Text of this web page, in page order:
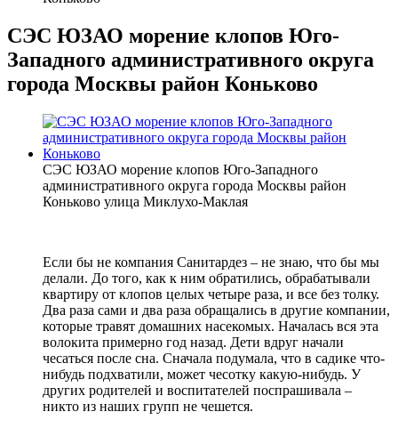
СЭС ЮЗАО морение клопов Юго-
Западного административного округа
города Москвы район Коньково
СЭС ЮЗАО морение клопов Юго-Западного
административного округа города Москвы район
Коньково улица Миклухо-Маклая
Если бы не компания Санитардез – не знаю, что бы мы
делали. До того, как к ним обратились, обрабатывали
квартиру от клопов целых четыре раза, и все без толку.
Два раза сами и два раза обращались в другие компании,
которые травят домашних насекомых. Началась вся эта
волокита примерно год назад. Дети вдруг начали
чесаться после сна. Сначала подумала, что в садике что-
нибудь подхватили, может чесотку какую-нибудь. У
других родителей и воспитателей поспрашивала –
никто из наших групп не чешется.